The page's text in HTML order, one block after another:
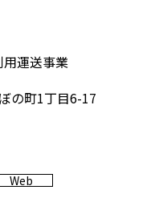
運送事業
の町1丁目6-17
Web